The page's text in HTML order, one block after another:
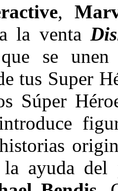
,
la venta
se unen
tus Super
Súper
la ayuda